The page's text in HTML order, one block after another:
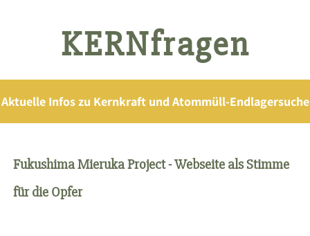
KERNfragen
Aktuelle Infos zu Kernkraft und Atommüll-Endlagersuche
Fukushima Mieruka Project - Webseite als Stimme
für die Opfer